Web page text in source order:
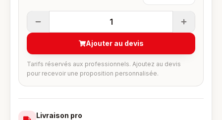
1
Ajouter au devis
Tarifs réservés aux professionnels. Ajoutez au devis
pour recevoir une proposition personnalisée.
Livraison pro